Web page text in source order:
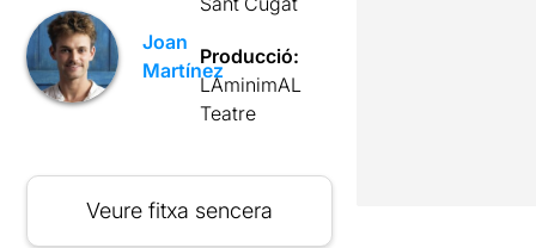
Joan
Martínez
Producció:
LAminimAL
Teatre
Veure fitxa sencera